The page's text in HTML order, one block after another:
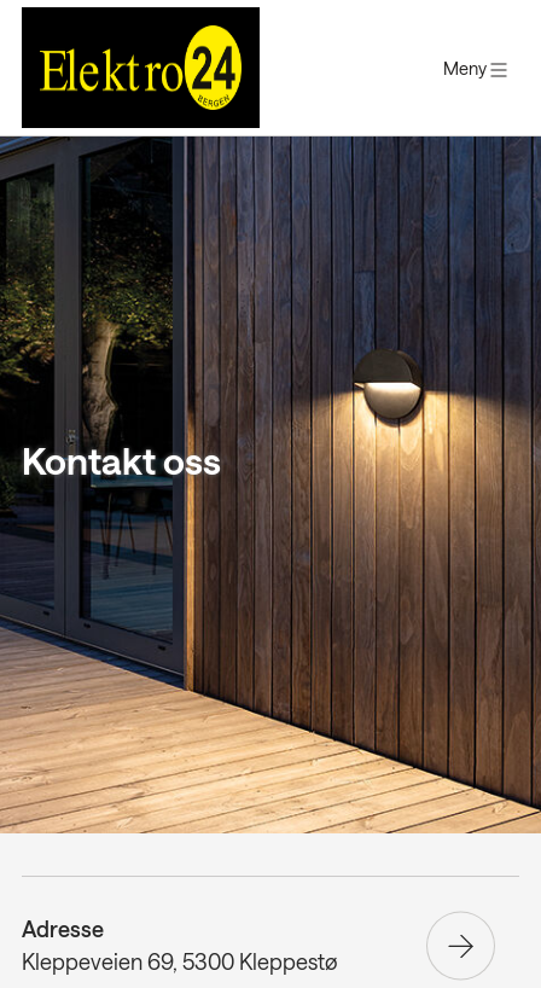
Gå
innholdet
Meny
Kontakt oss
Adresse
Kleppeveien 69, 5300 Kleppestø